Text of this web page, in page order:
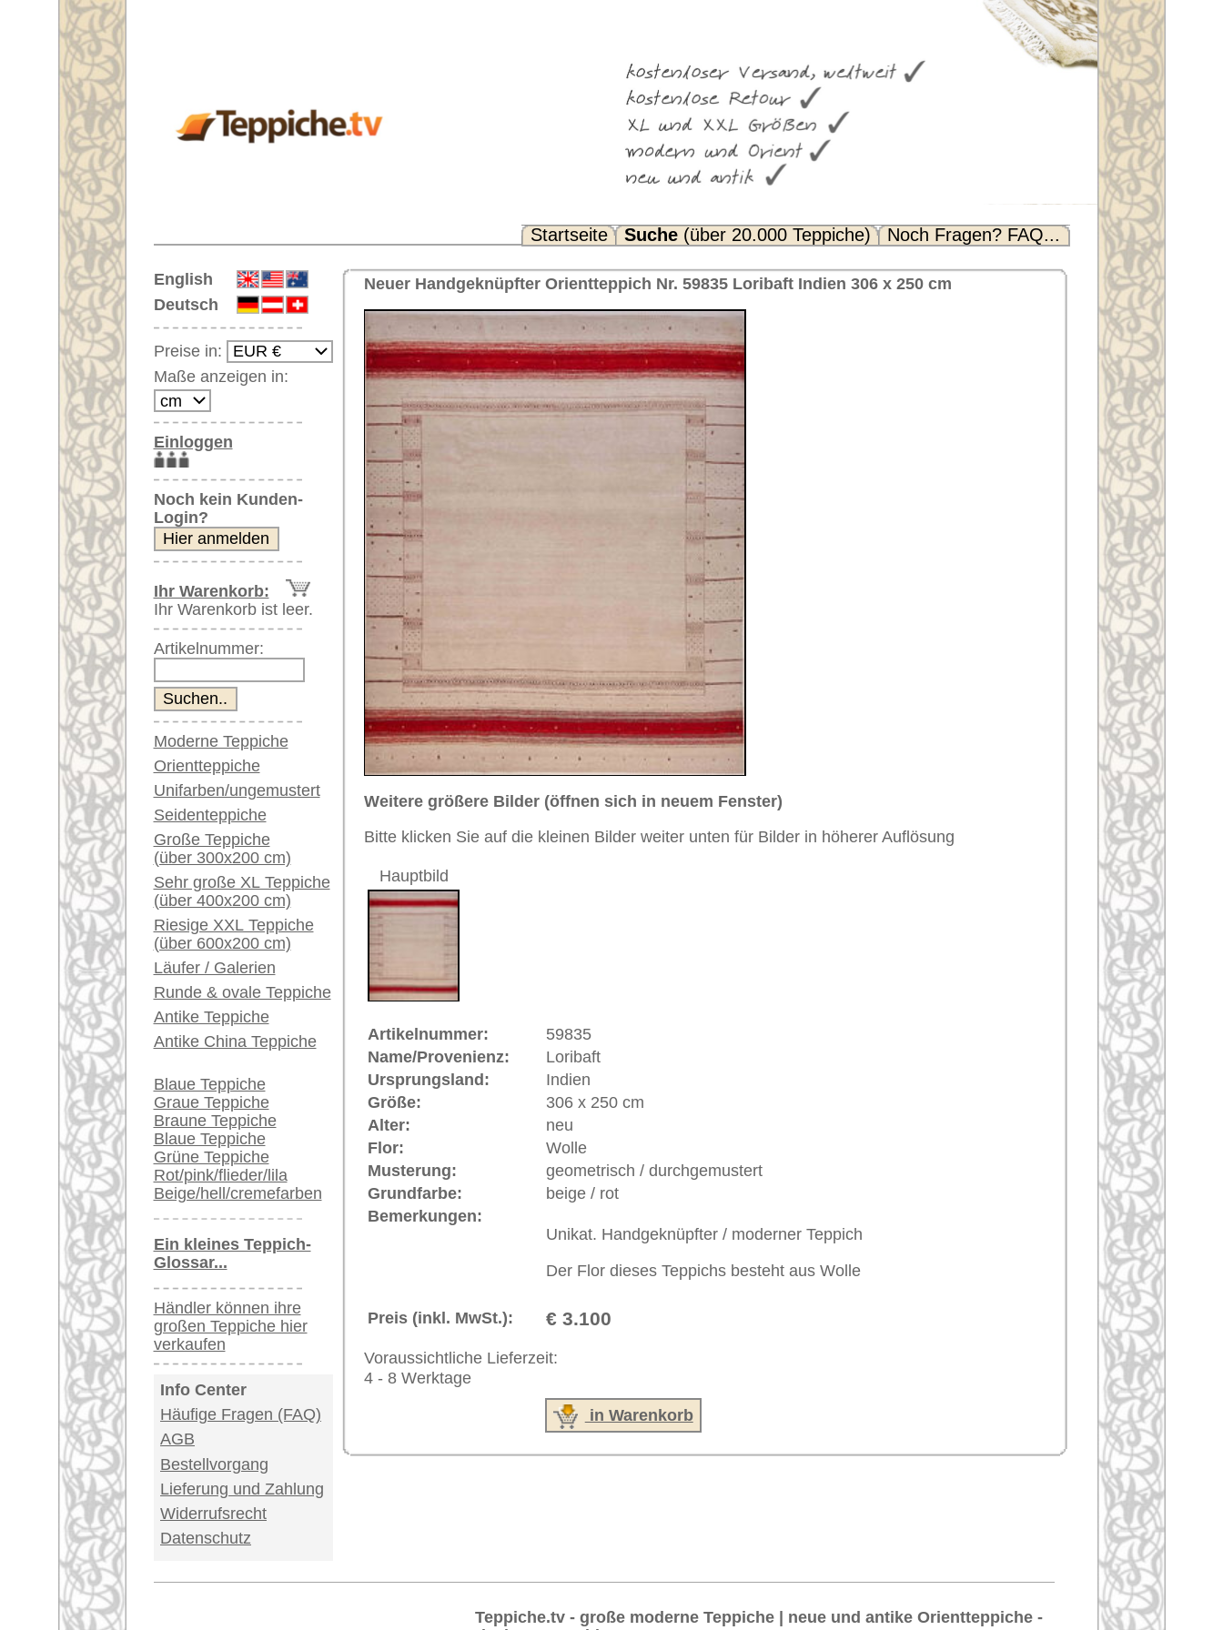
Noch Fragen? FAQ...
English
Deutsch
Preise in:
Maße anzeigen in:
Einloggen
Noch kein Kunden-
Login?
Ihr Warenkorb:
Ihr Warenkorb ist leer.
Artikelnummer:
Moderne Teppiche
Orientteppiche
Unifarben/ungemustert
Seidenteppiche
Große Teppiche
(über 300x200 cm)
Sehr große XL Teppiche
(über 400x200 cm)
Riesige XXL Teppiche
(über 600x200 cm)
Läufer / Galerien
Runde & ovale Teppiche
Antike Teppiche
Antike China Teppiche
Blaue Teppiche
Graue Teppiche
Braune Teppiche
Blaue Teppiche
Grüne Teppiche
Rot/pink/flieder/lila
Beige/hell/cremefarben
Ein kleines Teppich-
Glossar...
Händler können ihre
großen Teppiche hier
verkaufen
Info Center
Häufige Fragen (FAQ)
AGB
Bestellvorgang
Lieferung und Zahlung
Widerrufsrecht
Datenschutz
Weitere größere Bilder (öffnen sich in neuem Fenster)
Bitte klicken Sie auf die kleinen Bilder weiter unten für Bilder in höherer Auflösung
Hauptbild
Loribaft
Ursprungsland:
Indien
Größe:
306 x 250 cm
Alter: neu
Flor:
Grundfarbe: beige / rot
Bemerkungen:
Preis (inkl. MwSt.): € 3.100
Voraussichtliche Lieferzeit:
4 - 8 Werktage
Teppiche.tv - große moderne Teppiche | neue und antike Orientteppiche -
riesige Auswahl
Kundenservice:
Deutschland / Österreich: +49 (0)40 450 4102
United Kingdom: +44 (0)20 7183 4544
USA / Canada: +1 646-688-1335
Impressum|Kontakt|Geschäftsbedingungen